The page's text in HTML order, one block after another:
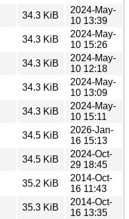
34.3 KiB
2024-May-
10 13:39
34.3 KiB
2024-May-
10 15:26
34.3 KiB
2024-May-
10 12:18
34.3 KiB
2024-May-
10 13:09
34.3 KiB
2024-May-
10 15:11
34.5 KiB
2026-Jan-
16 15:13
34.5 KiB
2024-Oct-
29 18:45
35.2 KiB
2014-Oct-
16 11:43
35.3 KiB
2014-Oct-
16 13:35